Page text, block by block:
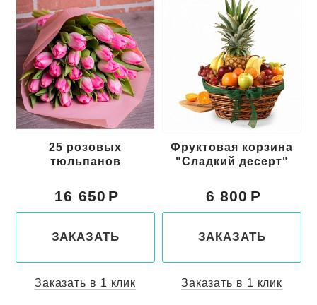
25 розовых
тюльпанов
16 650
ЗАКАЗАТЬ
Заказать в 1 клик
Фруктовая корзина
"Сладкий десерт"
6 800
ЗАКАЗАТЬ
Заказать в 1 клик